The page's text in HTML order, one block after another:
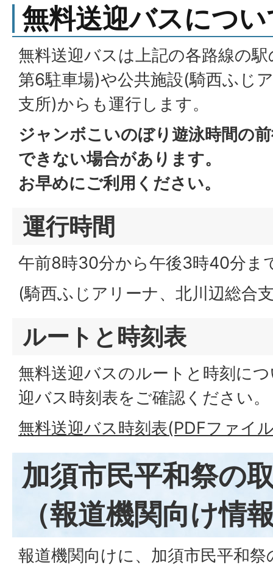
無料送迎バスにつ
無料送迎バスは上記の各路線の
第6駐車場)や公共施設(騎西ふじ
支所)からも運行します。
ジャンボこいのぼり遊泳時間の
できない場合があります。
お早めにご利用ください。
運行時間
午前8時30分から午後3時40分ま
(騎西ふじアリーナ、北川辺総合
ルートと時刻表
無料送迎バスのルートと時刻に
迎バス時刻表をご確認ください。
無料送迎バス時刻表(PDFファイ
加須市民平和祭の
（報道機関向け情
報道機関向けに、加須市民平和